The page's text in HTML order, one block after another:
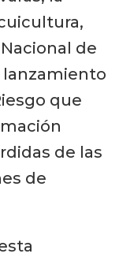
de
lanzamiento
que
de las
de